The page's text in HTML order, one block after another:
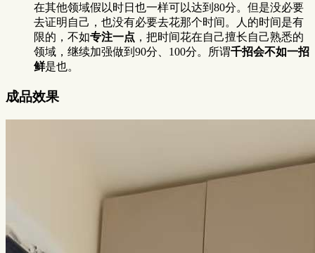
在其他领域假以时日也一样可以达到80分。但是没必要
去证明自己，也没有必要去花那个时间。人的时间是有
限的，不如专注一点 ，把时间花在自己擅长自己熟悉的
领域，继续加强做到90分、100分。所谓千招会不如一招
鲜是也。
成品效果